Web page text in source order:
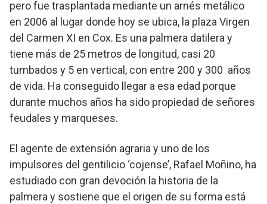
pero fue trasplantada mediante un arnés metálico
en 2006 al lugar donde hoy se ubica, la plaza Virgen
del Carmen XI en Cox. Es una palmera datilera y
tiene más de 25 metros de longitud, casi 20
tumbados y 5 en vertical, con entre 200 y 300 años
de vida. Ha conseguido llegar a esa edad porque
durante muchos años ha sido propiedad de señores
feudales y marqueses.
El agente de extensión agraria y uno de los
impulsores del gentilicio ‘cojense’, Rafael Moñino, ha
estudiado con gran devoción la historia de la
palmera y sostiene que el origen de su forma está